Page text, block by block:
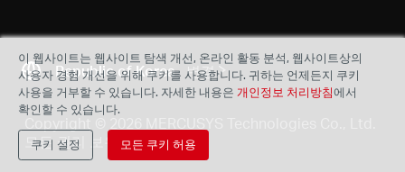
MERCUSYS
MERCUSYS 앱은 iOS 또는 Android 장치를 통해 집에서나
밖에서 단 몇 분 안에 WiFi를 설정하고 관리하는 가장
간편한 방법을 제공합니다.
• MLO (멀티 링크 동작)
• 320 MHz 채널
• 4K-QAM
• 멀티 RU
포트 포워딩, 포트 트리거링, UPnP, DMZ
방화벽 보안
SPI 방화벽, IP 및 MAC 주소 바인딩
6× 고정 무지향성 안테나
• 보관 습도: 5% ~ 90% 이슬 맺힘이 없는 상태
Republic of Korea 변경
모든 권리 보유.
이 웹사이트는 웹사이트 탐색 개선, 온라인 활동 분석, 웹사이트상의
사용자 경험 개선을 위해 쿠키를 사용합니다. 귀하는 언제든지 쿠키
사용을 거부할 수 있습니다. 자세한 내용은 개인정보 처리방침에서
확인할 수 있습니다.
쿠키 설정 모든 쿠키 허용